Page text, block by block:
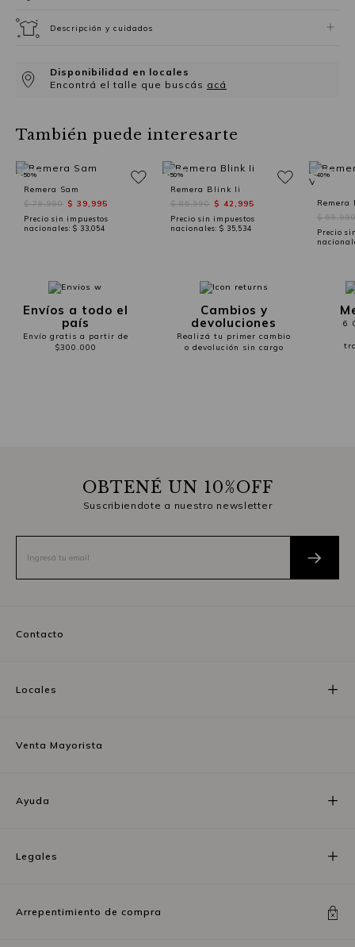
Descripción y cuidados
Disponibilidad en locales
Encontrá el talle que buscás acá
También puede interesarte
Remera Sam
$ 79,990 $ 39,995
Precio sin impuestos
nacionales: $ 33,054
-50%
Remera Blink Ii
$ 85,990 $ 42,995
Precio sin impuestos
nacionales: $ 35,534
-50%
Remera
$
Precio
-40%
Envíos a todo el
país
Envío gratis a partir de
$300.000
Cambios y
devoluciones
Realizá tu primer cambio
o devolución sin cargo
6
OBTENÉ UN 10%OFF
Suscribiendote a nuestro newsletter
Contacto
Locales
Venta Mayorista
Ayuda
Legales
Arrepentimiento de compra